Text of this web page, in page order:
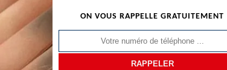
ON VOUS RAPPELLE GRATUITEMENT